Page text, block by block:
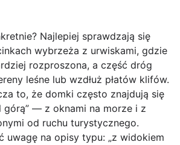
Najlepiej sprawdzają się
wybrzeża z urwiskami, gdzie
rozproszona, a część dróg
leśne lub wzdłuż płatów klifów.
to, że domki często znajdują się
górą” — z oknami na morze i z
od ruchu turystycznego.
uwagę na opisy typu: „z widokiem